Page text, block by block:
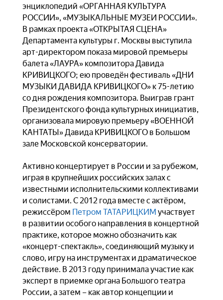
энциклопедий «ОРГАННАЯ КУЛЬТУРА
РОССИИ», «МУЗЫКАЛЬНЫЕ МУЗЕИ РОССИИ».
В рамках проекта «ОТКРЫТАЯ СЦЕНА»
Департамента культуры г. Москвы выступила
арт-директором показа мировой премьеры
балета «ЛАУРА» композитора Давида
КРИВИЦКОГО; ею проведён фестиваль «ДНИ
МУЗЫКИ ДАВИДА КРИВИЦКОГО» к 75-летию
со дня рождения композитора. Выиграв грант
Президентского фонда культурных инициатив,
организовала мировую премьеру «ВОЕННОЙ
КАНТАТЫ» Давида КРИВИЦКОГО в Большом
зале Московской консерватории.
Активно концертирует в России и за рубежом,
играя в крупнейших российских залах с
известными исполнительскими коллективами
и солистами. С 2012 года вместе с актёром,
режиссёром Петром ТАТАРИЦКИМ участвует
в развитии особого направления в концертной
практике, которое можно обозначить как
«концерт-спектакль», соединяющий музыку и
слово, игру на инструментах и драматическое
действие. В 2013 году принимала участие как
эксперт в приемке органа Большого театра
России, а затем – как автор концепции и